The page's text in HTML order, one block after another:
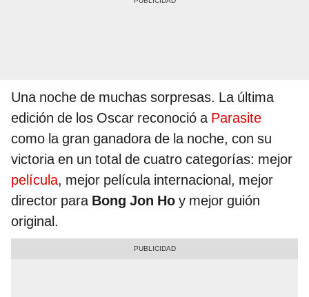
Una noche de muchas sorpresas. La última
edición de los Oscar reconoció a Parasite
como la gran ganadora de la noche, con su
victoria en un total de cuatro categorías: mejor
película, mejor película internacional, mejor
director para Bong Jon Ho y mejor guión
original.